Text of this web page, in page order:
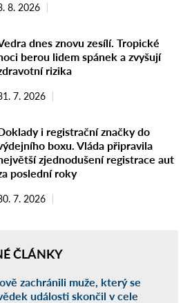
8. 2026
dnes znovu zesílí. Tropické
berou lidem spánek a zvyšují
rizika
7. 2026
i registrační značky do
boxu. Vláda připravila
zjednodušení registrace aut
poslední roky
7. 2026
ČLÁNKY
zachránili muže, který se
události skončil v cele